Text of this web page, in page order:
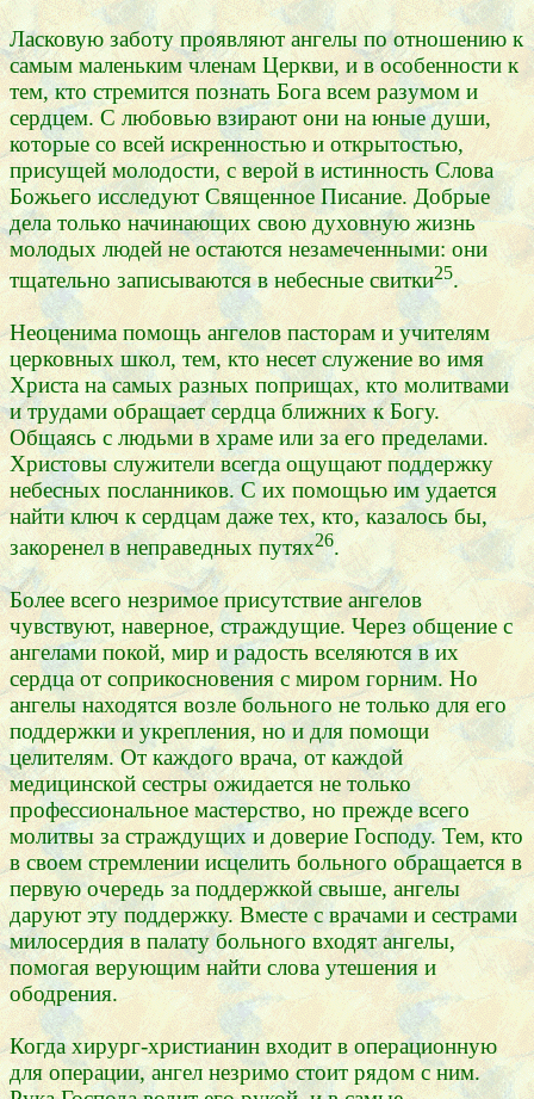
Ласковую заботу проявляют ангелы по отношению к
самым маленьким членам Церкви, и в особенности к
тем, кто стремится познать Бога всем разумом и
сердцем. С любовью взирают они на юные души,
которые со всей искренностью и открытостью,
присущей молодости, с верой в истинность Слова
Божьего исследуют Священное Писание. Добрые
дела только начинающих свою духовную жизнь
молодых людей не остаются незамеченными: они
тщательно записываются в небесные свитки25.
Неоценима помощь ангелов пасторам и учителям
церковных школ, тем, кто несет служение во имя
Христа на самых разных поприщах, кто молитвами
и трудами обращает сердца ближних к Богу.
Общаясь с людьми в храме или за его пределами.
Христовы служители всегда ощущают поддержку
небесных посланников. С их помощью им удается
найти ключ к сердцам даже тех, кто, казалось бы,
закоренел в неправедных путях26.
Более всего незримое присутствие ангелов
чувствуют, наверное, страждущие. Через общение с
ангелами покой, мир и радость вселяются в их
сердца от соприкосновения с миром горним. Но
ангелы находятся возле больного не только для его
поддержки и укрепления, но и для помощи
целителям. От каждого врача, от каждой
медицинской сестры ожидается не только
профессиональное мастерство, но прежде всего
молитвы за страждущих и доверие Господу. Тем, кто
в своем стремлении исцелить больного обращается в
первую очередь за поддержкой свыше, ангелы
даруют эту поддержку. Вместе с врачами и сестрами
милосердия в палату больного входят ангелы,
помогая верующим найти слова утешения и
ободрения.
Когда хирург-христианин входит в операционную
для операции, ангел незримо стоит рядом с ним.